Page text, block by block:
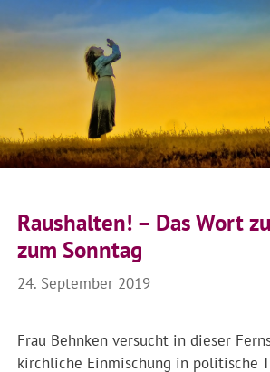
Raushalten! – Das Wort
zum Sonntag
24. September 2019
Frau Behnken versucht in dieser
kirchliche Einmischung in politische